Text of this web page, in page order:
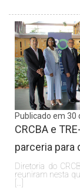
Publicado em 30
CRCBA e
parceria para
Diretoria do
reuniram nesta